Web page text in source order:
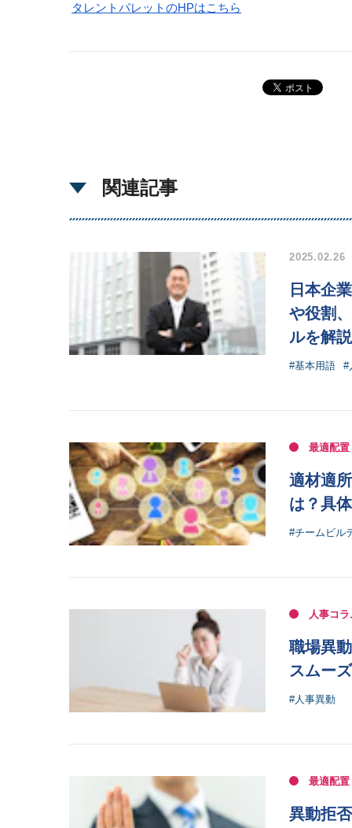
タレントパレットのHPはこちら
関連記事
2025.02.26
日本企
や役割
ルを解説
#基本用語 #
最適配置
適材適
は？具
#チームビル
人事コラ
職場異
スムー
#人事異動
最適配置
異動拒